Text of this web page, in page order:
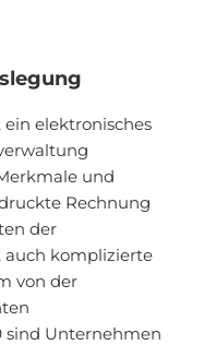
elektronisches
und
Rechnung
der
auch komplizierte
von der
sind Unternehmen